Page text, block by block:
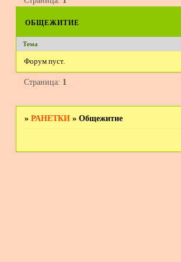
общежитие
Тема
Форум пуст.
Страница: 1
» РАНЕТКИ » Общежитие